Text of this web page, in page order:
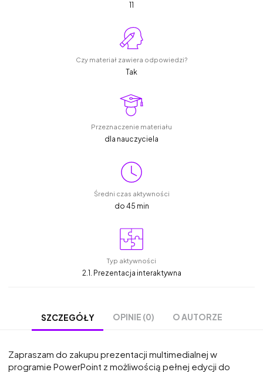
11
Czy materiał zawiera odpowiedzi?
Tak
Przeznaczenie materiału
dla nauczyciela
Średni czas aktywności
do 45 min
Typ aktywności
2.1. Prezentacja interaktywna
SZCZEGÓŁY OPINIE (0) O AUTORZE
Zapraszam do zakupu prezentacji multimedialnej w
programie PowerPoint z możliwością pełnej edycji do